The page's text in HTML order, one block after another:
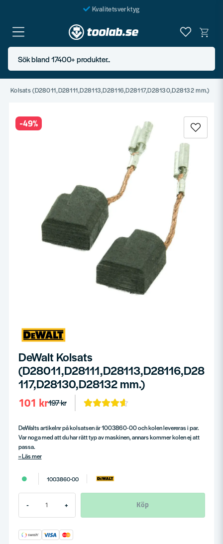
Kvalitetsverktyg
Fraktfritt över 999 SEK*
En järnhandel för alla
Butik i Göteborg
Sök bland 17400+ produkter..
Kolsats (D28011,D28111,D28113,D28116,D28117,D28130,D28132 mm.)
-49%
DeWalt Kolsats
(D28011,D28111,D28113,D28116,D28
117,D28130,D28132 mm.)
197 kr
101 kr
DeWalts artikelnr på kolsatsen är 1003860-00 och kolen levereras i par.
Var noga med att du har rätt typ av maskinen, annars kommer kolen ej att
passa.
Läs mer
1003860-00
- + Köp